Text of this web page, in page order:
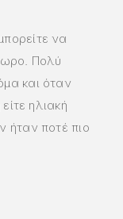
να
Πολύ
και όταν
ηλιακή
ήταν ποτέ πιο